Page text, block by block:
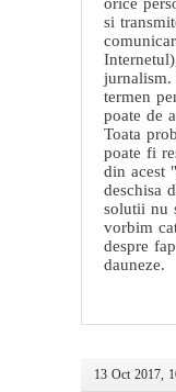
si
jurnalism.
termen
poate de
Toata
poate fi
din acest
deschisa
solutii nu
vorbim
despre
dauneze.
13 Oct 2017,